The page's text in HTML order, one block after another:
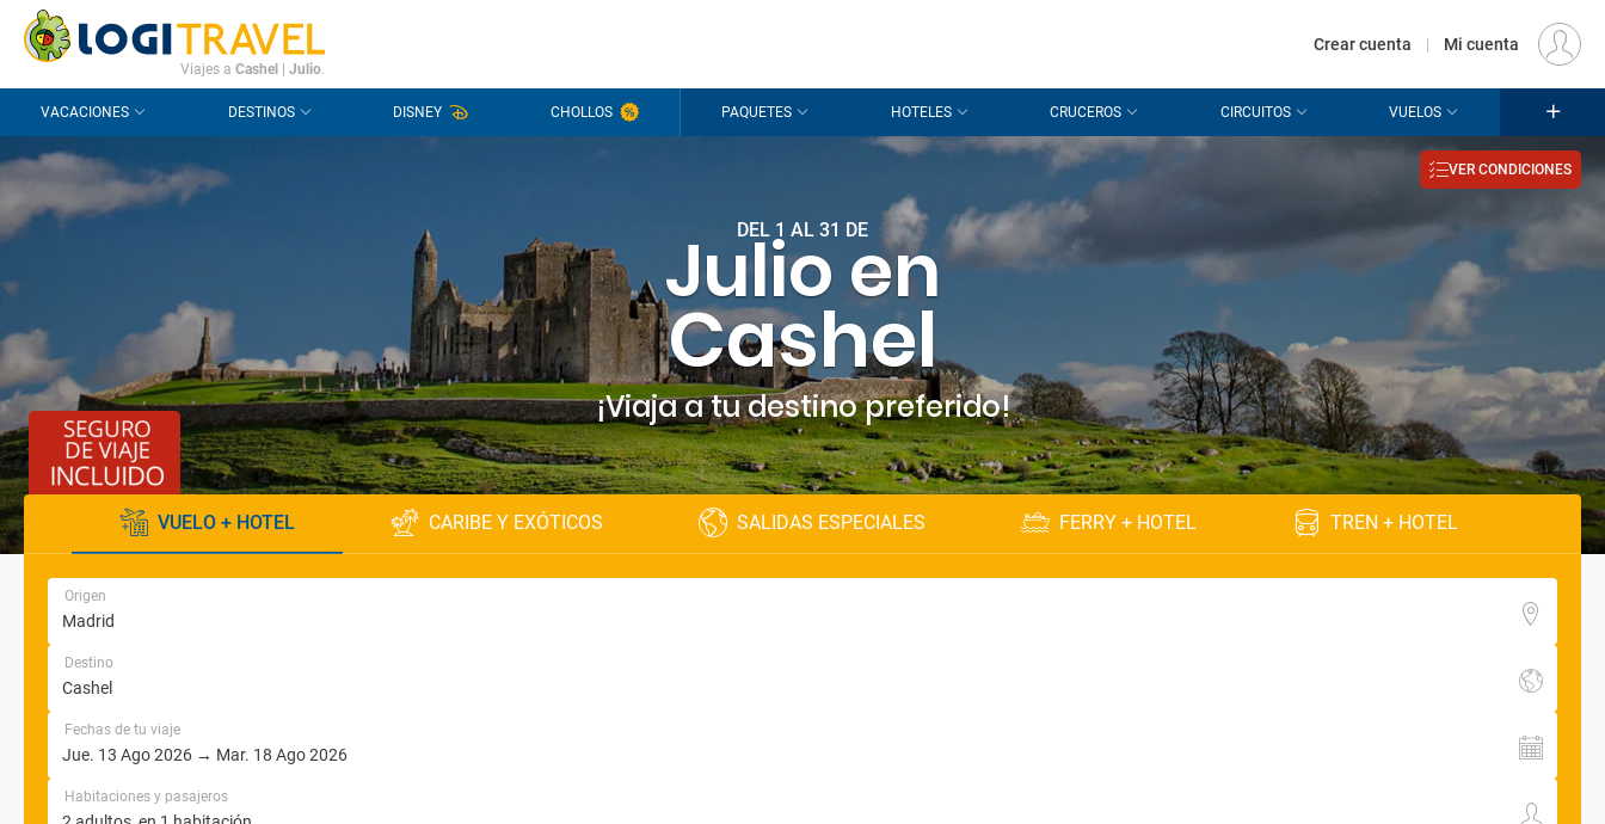
CONTACTO PREGUNTAS FRECUENTES EUR
Viajes a Cashel Julio.
Crear cuenta | Mi cuenta
VACACIONES DESTINOS DISNEY CHOLLOS PAQUETES HOTELES CRUCEROS CIRCUITOS VUELOS
DEL 1 AL 31 DE
Julio en
Cashel
¡Viaja a tu destino preferido!
VER CONDICIONES
VUELO + HOTEL CARIBE Y EXÓTICOS SALIDAS ESPECIALES FERRY + HOTEL TREN + HOTEL
Origen
Destino
Fechas de tu viaje
Habitaciones y pasajeros